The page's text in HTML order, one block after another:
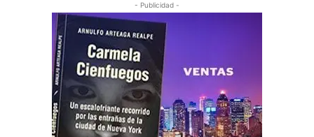
- Publicidad -